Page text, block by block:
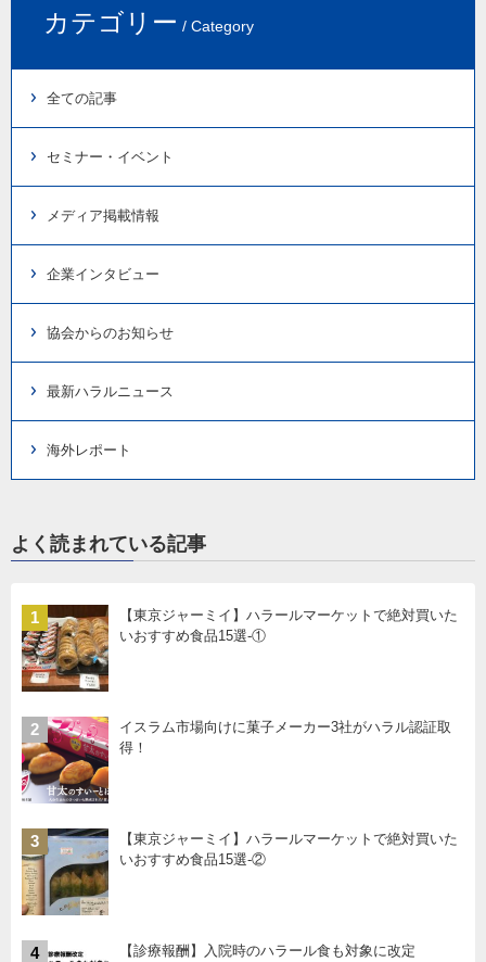
カテゴリー / Category
全ての記事
セミナー・イベント
メディア掲載情報
企業インタビュー
協会からのお知らせ
最新ハラルニュース
海外レポート
よく読まれている記事
1
【東京ジャーミイ】ハラールマーケットで絶対買いた
いおすすめ食品15選-①
2
イスラム市場向けに菓子メーカー3社がハラル認証取
得！
3
【東京ジャーミイ】ハラールマーケットで絶対買いた
いおすすめ食品15選-②
4 【診療報酬】入院時のハラール食も対象に改定